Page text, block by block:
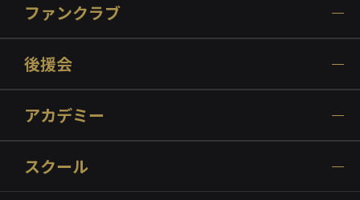
ファンクラブ
後援会
アカデミー
スクール